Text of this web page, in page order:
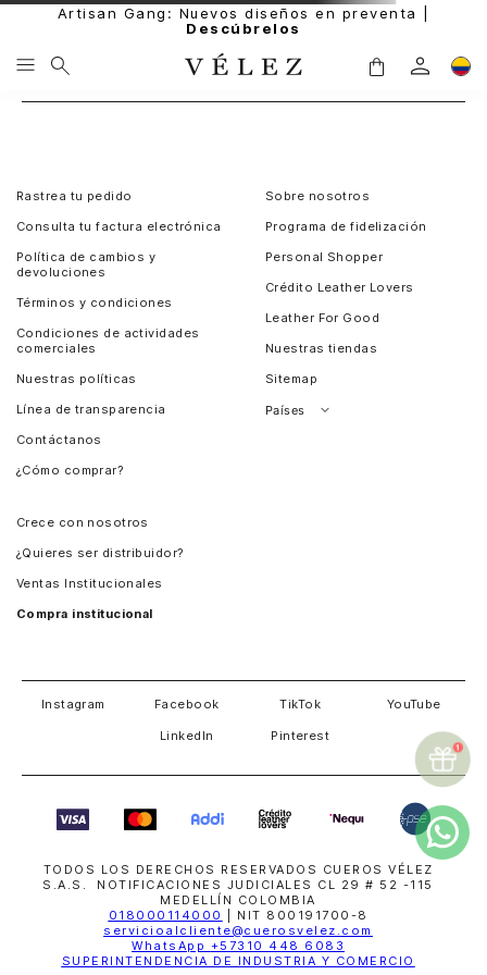
Artisan Gang: Nuevos diseños en preventa |
Descúbrelos
Rastrea tu pedido
Consulta tu factura electrónica
Política de cambios y
devoluciones
Términos y condiciones
Condiciones de actividades
comerciales
Nuestras políticas
Línea de transparencia
Contáctanos
¿Cómo comprar?
Sobre nosotros
Programa de fidelización
Personal Shopper
Crédito Leather Lovers
Leather For Good
Nuestras tiendas
Sitemap
Países
Crece con nosotros
¿Quieres ser distribuidor?
Ventas Institucionales
Compra institucional
Instagram Facebook TikTok YouTube
LinkedIn Pinterest
TODOS LOS DERECHOS RESERVADOS CUEROS VÉLEZ
S.A.S. NOTIFICACIONES JUDICIALES CL 29 # 52 -115
MEDELLÍN COLOMBIA
018000114000
| NIT 800191700-8
servicioalcliente@cuerosvelez.com
WhatsApp +57310 448 6083
SUPERINTENDENCIA DE INDUSTRIA Y COMERCIO